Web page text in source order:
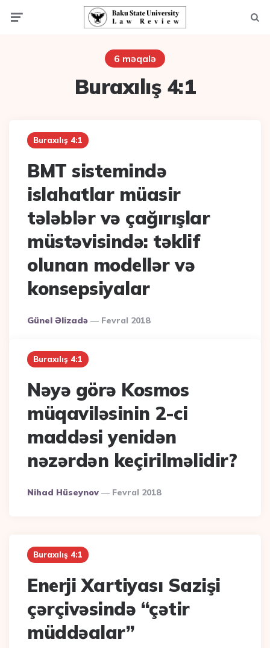
6 məqalə
Buraxılış 4:1
Buraxılış 4:1
BMT sistemində
islahatlar müasir
tələblər və çağırışlar
müstəvisində: təklif
olunan modellər və
konsepsiyalar
Posted
Günel Əlizadə Fevral 2018
Buraxılış 4:1
Nəyə görə Kosmos
müqaviləsinin 2-ci
maddəsi yenidən
nəzərdən keçirilməlidir?
Posted
Nihad Hüseynov Fevral 2018
Buraxılış 4:1
Enerji Xartiyası Sazişi
çərçivəsində “çətir
müddəalar”